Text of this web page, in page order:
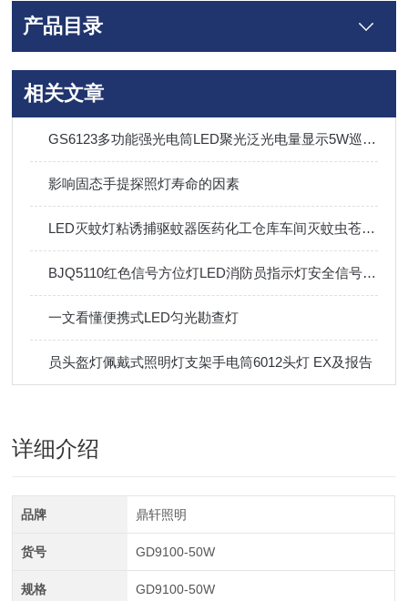
产品目录
相关文章
GS6123多功能强光电筒LED聚光泛光电量显示5W巡检手电筒
影响固态手提探照灯寿命的因素
LED灭蚊灯粘诱捕驱蚊器医药化工仓库车间灭蚊虫苍蝇神器
BJQ5110红色信号方位灯LED消防员指示灯安全信号灯磁吸信号灯
一文看懂便携式LED匀光勘查灯
员头盔灯佩戴式照明灯支架手电筒6012头灯 EX及报告
详细介绍
品牌 鼎轩照明
货号 GD9100-50W
规格 GD9100-50W